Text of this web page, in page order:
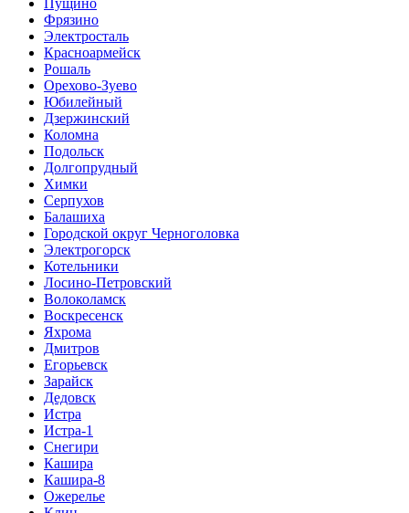
Пущино
Фрязино
Электросталь
Красноармейск
Рошаль
Орехово-Зуево
Юбилейный
Дзержинский
Коломна
Подольск
Долгопрудный
Химки
Серпухов
Балашиха
Городской округ Черноголовка
Электрогорск
Котельники
Лосино-Петровский
Волоколамск
Воскресенск
Яхрома
Дмитров
Егорьевск
Зарайск
Дедовск
Истра
Истра-1
Снегири
Кашира
Кашира-8
Ожерелье